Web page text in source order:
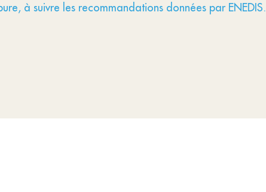
à suivre les recommandations données par ENEDIS.